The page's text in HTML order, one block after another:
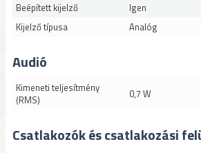
Beépített kijelző
Igen
Kijelző típusa
Analóg
Audió
Kimeneti teljesítmény
(RMS)
0,7 W
Csatlakozók és csatlakozási